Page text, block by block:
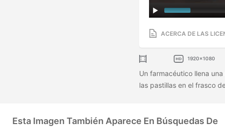
ACERCA DE LAS
1920x1080
Un farmacéutico llena
las pastillas en el frasco
Esta Imagen También Aparece En Búsquedas De